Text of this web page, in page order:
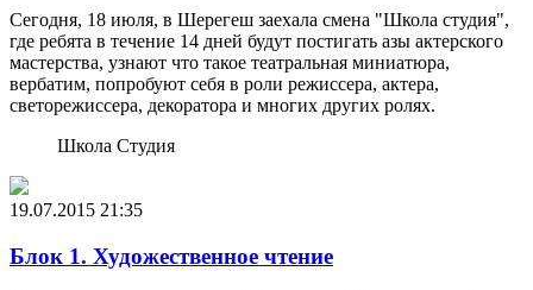
Сегодня, 18 июля, в Шерегеш заехала смена "Школа студия",
где ребята в течение 14 дней будут постигать азы актерского
мастерства, узнают что такое театральная миниатюра,
вербатим, попробуют себя в роли режиссера, актера,
светорежиссера, декоратора и многих других ролях.
Школа Студия
19.07.2015 21:35
Блок 1. Художественное чтение